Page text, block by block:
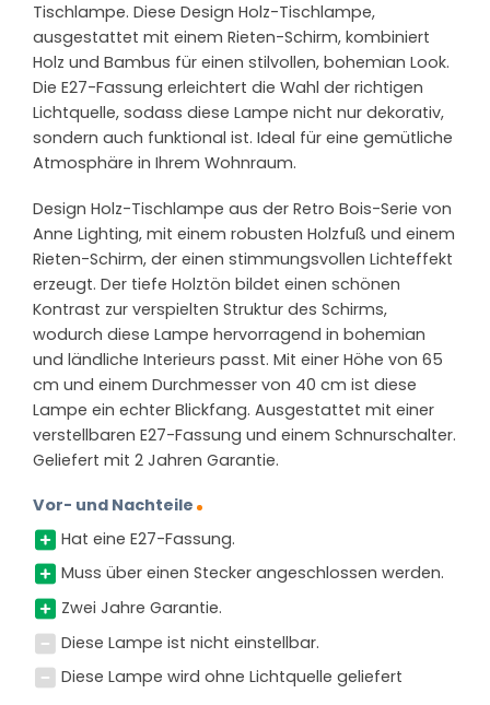
Tischlampe. Diese Design Holz-Tischlampe,
ausgestattet mit einem Rieten-Schirm, kombiniert
Holz und Bambus für einen stilvollen, bohemian Look.
Die E27-Fassung erleichtert die Wahl der richtigen
Lichtquelle, sodass diese Lampe nicht nur dekorativ,
sondern auch funktional ist. Ideal für eine gemütliche
Atmosphäre in Ihrem Wohnraum.
Design Holz-Tischlampe aus der Retro Bois-Serie von
Anne Lighting, mit einem robusten Holzfuß und einem
Rieten-Schirm, der einen stimmungsvollen Lichteffekt
erzeugt. Der tiefe Holztön bildet einen schönen
Kontrast zur verspielten Struktur des Schirms,
wodurch diese Lampe hervorragend in bohemian
und ländliche Interieurs passt. Mit einer Höhe von 65
cm und einem Durchmesser von 40 cm ist diese
Lampe ein echter Blickfang. Ausgestattet mit einer
verstellbaren E27-Fassung und einem Schnurschalter.
Geliefert mit 2 Jahren Garantie.
Vor- und Nachteile
Hat eine E27-Fassung.
Muss über einen Stecker angeschlossen werden.
Zwei Jahre Garantie.
Diese Lampe ist nicht einstellbar.
Diese Lampe wird ohne Lichtquelle geliefert